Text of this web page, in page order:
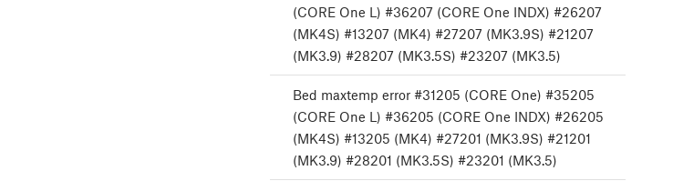
(CORE One L) #36207 (CORE One INDX) #26207
(MK4S) #13207 (MK4) #27207 (MK3.9S) #21207
(MK3.9) #28207 (MK3.5S) #23207 (MK3.5)
Bed maxtemp error #31205 (CORE One) #35205
(CORE One L) #36205 (CORE One INDX) #26205
(MK4S) #13205 (MK4) #27201 (MK3.9S) #21201
(MK3.9) #28201 (MK3.5S) #23201 (MK3.5)